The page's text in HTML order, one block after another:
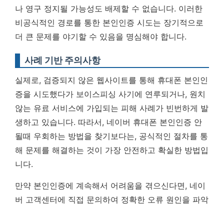
나 영구 정지될 가능성도 배제할 수 없습니다. 이러한
비공식적인 경로를 통한 본인인증 시도는 장기적으로
더 큰 문제를 야기할 수 있음을 명심해야 합니다.
사례 기반 주의사항
실제로, 검증되지 않은 웹사이트를 통해 휴대폰 본인인
증을 시도했다가 보이스피싱 사기에 연루되거나, 원치
않는 유료 서비스에 가입되는 피해 사례가 빈번하게 발
생하고 있습니다. 따라서, 네이버 휴대폰 본인인증 안
될때 우회하는 방법을 찾기보다는, 공식적인 절차를 통
해 문제를 해결하는 것이 가장 안전하고 확실한 방법입
니다.
만약 본인인증에 계속해서 어려움을 겪으신다면, 네이
버 고객센터에 직접 문의하여 정확한 오류 원인을 파악